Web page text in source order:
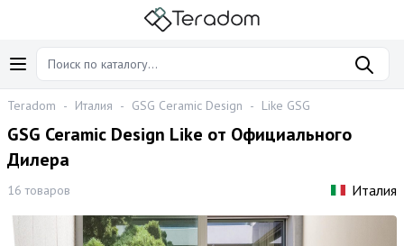
Teradom - Италия - GSG Ceramic Design - Like GSG
GSG Ceramic Design Like от Официального
Дилера
16 товаров Италия